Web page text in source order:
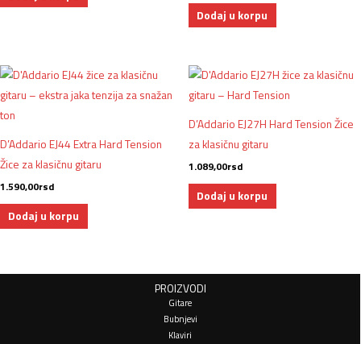
Dodaj u korpu
D’Addario EJ44 Extra Hard Tension
Žice za klasičnu gitaru
1.590,00rsd
Dodaj u korpu
D’Addario EJ27H Hard Tension Žice
za klasičnu gitaru
1.089,00rsd
Dodaj u korpu
PROIZVODI
Gitare
Bubnjevi
Klaviri